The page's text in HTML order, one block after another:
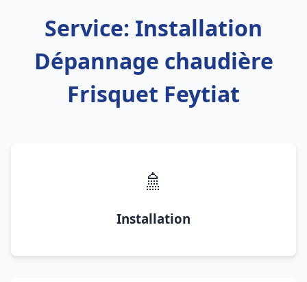
Service: Installation
Dépannage chaudière
Frisquet Feytiat
🚿
Installation